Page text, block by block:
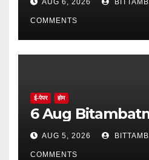
AUG 6, 2026
COMMENTS
ई-पेपर होम
6 Aug
AUG 5, 2026
COMMENTS